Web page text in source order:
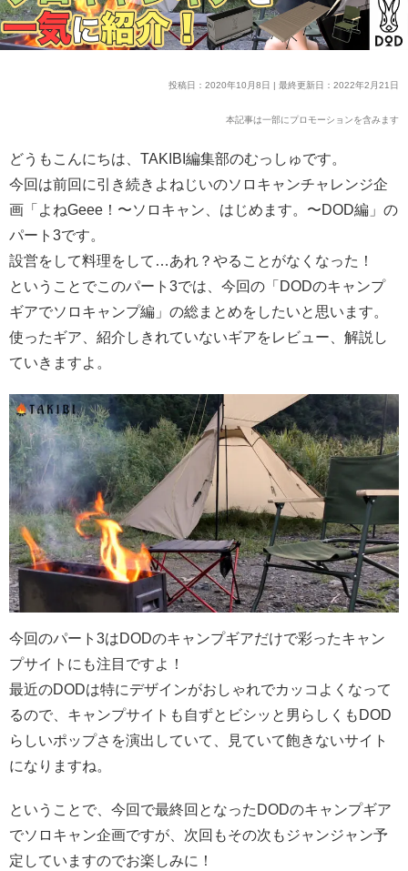
投稿日：2020年10月8日 | 最終更新日：2022年2月21日
本記事は一部にプロモーションを含みます
どうもこんにちは、TAKIBI編集部のむっしゅです。
今回は前回に引き続きよねじいのソロキャンチャレンジ企
画「よねGeee！〜ソロキャン、はじめます。〜DOD編」の
パート3です。
設営をして料理をして…あれ？やることがなくなった！
ということでこのパート3では、今回の「DODのキャンプ
ギアでソロキャンプ編」の総まとめをしたいと思います。
使ったギア、紹介しきれていないギアをレビュー、解説し
ていきますよ。
今回のパート3はDODのキャンプギアだけで彩ったキャン
プサイトにも注目ですよ！
最近のDODは特にデザインがおしゃれでカッコよくなって
るので、キャンプサイトも自ずとビシッと男らしくもDOD
らしいポップさを演出していて、見ていて飽きないサイト
になりますね。
ということで、今回で最終回となったDODのキャンプギア
でソロキャン企画ですが、次回もその次もジャンジャン予
定していますのでお楽しみに！